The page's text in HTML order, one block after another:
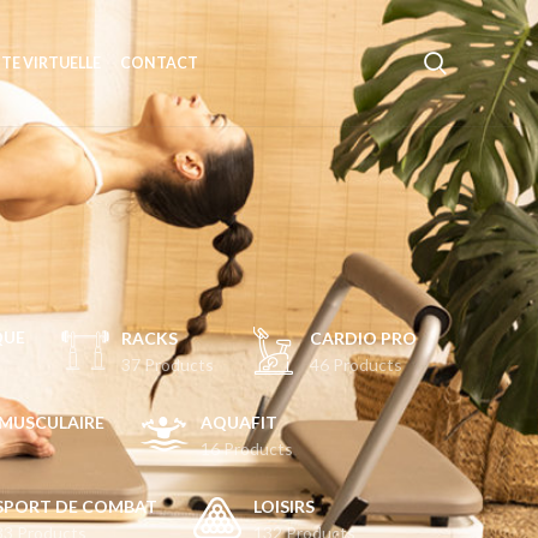
VIRTUELLE CONTACT
RACKS
37 Products
CARDIO PRO
46 Products
AQUAFIT
16 Products
DE COMBAT
LOISIRS
132 Products